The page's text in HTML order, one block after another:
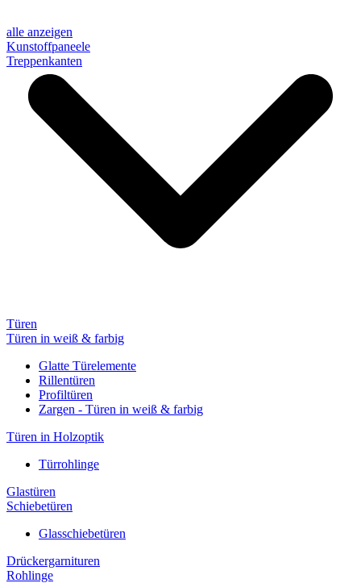
alle anzeigen
Kunstoffpaneele
Treppenkanten
Türen
Türen in weiß & farbig
Glatte Türelemente
Rillentüren
Profiltüren
Zargen - Türen in weiß & farbig
Türen in Holzoptik
Türrohlinge
Glastüren
Schiebetüren
Glasschiebetüren
Drückergarnituren
Rohlinge